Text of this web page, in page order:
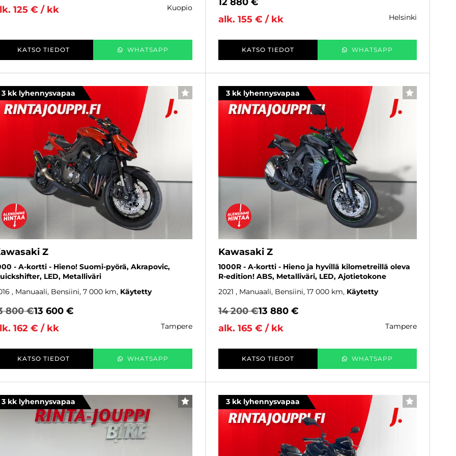
125 € / kk kuopio
KATSO TIEDOT WHATSAPP
alk. 155 € / kk
helsinki
KATSO TIEDOT WHATSAPP
3 kk lyhennysvapaa SUOSIKKI
Z
- A-kortti - Hieno! Suomi-pyörä, Akrapovic,
LED, Metalliväri
, Manuaali, Bensiini, 7 000 km Käytetty
800 €13 600 €
162 € / kk
tampere
KATSO TIEDOT WHATSAPP
3 kk lyhennysvapaa SUOSIKKI
Kawasaki Z
1000R - A-kortti - Hieno ja hyvillä kilometreillä oleva
R-edition! ABS, Metalliväri, LED, Ajotietokone
2021 , Manuaali, Bensiini, 17 000 km Käytetty
14 200 €13 880 €
alk. 165 € / kk
tampere
KATSO TIEDOT WHATSAPP
3 kk lyhennysvapaa SUOSIKKI 3 kk lyhennysvapaa SUOSIKKI